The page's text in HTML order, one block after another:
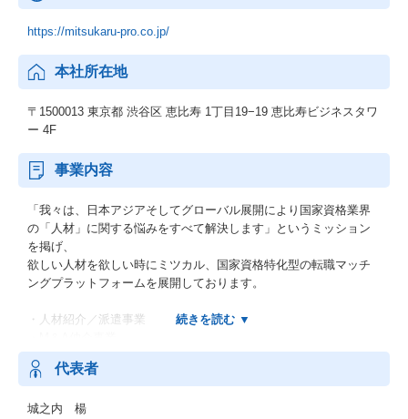
https://mitsukaru-pro.co.jp/
本社所在地
〒1500013 東京都 渋谷区 恵比寿 1丁目19−19 恵比寿ビジネスタワ
ー 4F
事業内容
「我々は、日本アジアそしてグローバル展開により国家資格業界
の「人材」に関する悩みをすべて解決します」というミッション
を掲げ、
欲しい人材を欲しい時にミツカル、国家資格特化型の転職マッチ
ングプラットフォームを展開しております。
・人材紹介／派遣事業
・ヘッドハンティング事業
・次期社長／後継者教育事業
・Fin tech事業
代表者
城之内 楊